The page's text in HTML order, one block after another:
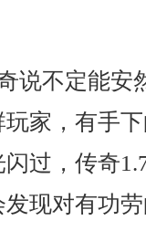
说不定能安
家，有手
过，传奇
现对有功